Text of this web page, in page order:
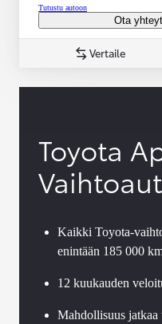
Tutustu autoon
Ota
Vertaile
Toyota
Kaikki Toyota-
enintään 185 000
12 kuukauden
Mahdollisuus jatkaa